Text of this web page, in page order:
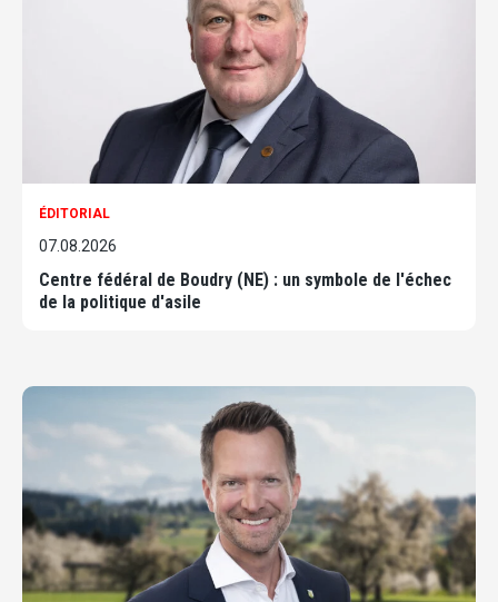
ÉDITORIAL
07.08.2026
Centre fédéral de Boudry (NE) : un symbole de l'échec
de la politique d'asile